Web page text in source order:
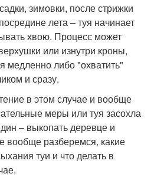
зимовки, после стрижки
лета – туя начинает
хвою. Процесс может
или изнутри кроны,
медленно либо "охватить"
и сразу.
в этом случае и вообще
меры или туя засохла
– выкопать деревце и
вообще разберемся, какие
туи и что делать в